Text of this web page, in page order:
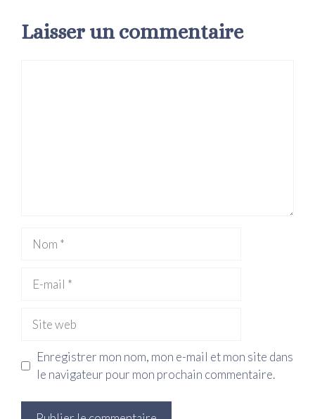
Laisser un commentaire
mail
web
Enregistrer mon nom, mon e-mail et mon site dans
le navigateur pour mon prochain commentaire.